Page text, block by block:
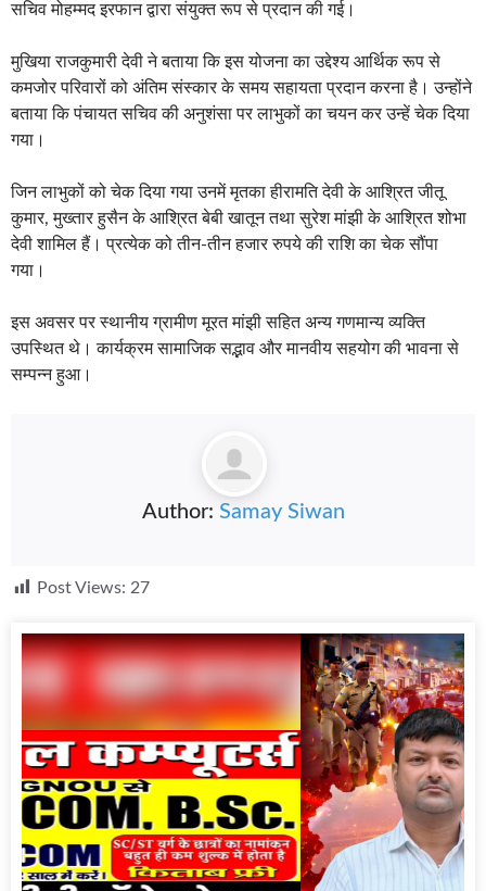
सचिव मोहम्मद इरफान द्वारा संयुक्त रूप से प्रदान की गई।
मुखिया राजकुमारी देवी ने बताया कि इस योजना का उद्देश्य आर्थिक रूप से
कमजोर परिवारों को अंतिम संस्कार के समय सहायता प्रदान करना है। उन्होंने
बताया कि पंचायत सचिव की अनुशंसा पर लाभुकों का चयन कर उन्हें चेक दिया
गया।
जिन लाभुकों को चेक दिया गया उनमें मृतका हीरामति देवी के आश्रित जीतू
कुमार, मुख्तार हुसैन के आश्रित बेबी खातून तथा सुरेश मांझी के आश्रित शोभा
देवी शामिल हैं। प्रत्येक को तीन-तीन हजार रुपये की राशि का चेक सौंपा
गया।
इस अवसर पर स्थानीय ग्रामीण मूरत मांझी सहित अन्य गणमान्य व्यक्ति
उपस्थित थे। कार्यक्रम सामाजिक सद्भाव और मानवीय सहयोग की भावना से
सम्पन्न हुआ।
Author: Samay Siwan
Post Views: 27